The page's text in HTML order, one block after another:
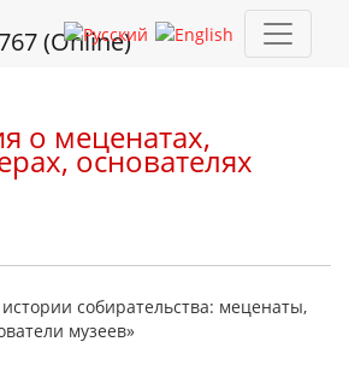
коллекционерах, основателях
о меценатах,
основателях